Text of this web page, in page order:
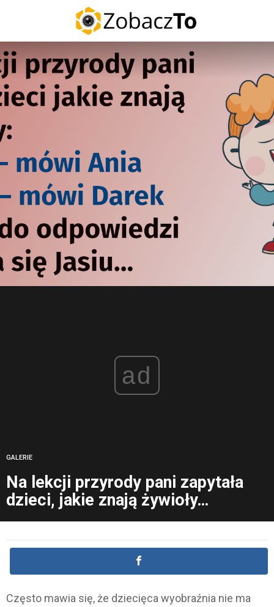
ad
GALERIE
Na lekcji przyrody pani zapytała
dzieci, jakie znają żywioły…
Często mawia się, że dziecięca wyobraźnia nie ma